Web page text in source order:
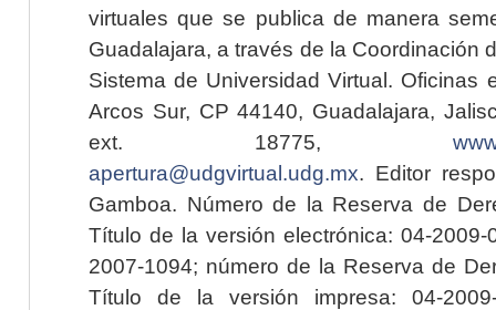
virtuales que se publica de manera
Guadalajara, a través de la Coordinación
Sistema de Universidad Virtual. Oficinas
Arcos Sur, CP 44140, Guadalajara,
ext. 18775,
apertura@udgvirtual.udg.mx. Editor
Gamboa. Número de la Reserva de
Título de la versión electrónica: 04-2009-
2007-1094; número de la Reserva de
Título de la versión impresa: 04-2009-